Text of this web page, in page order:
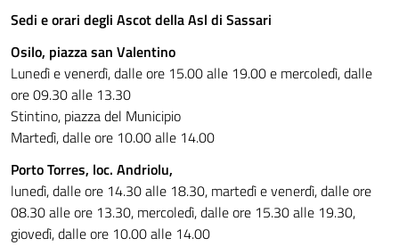
Sedi e orari degli Ascot della Asl di Sassari
Osilo, piazza san Valentino
Lunedì e venerdì, dalle ore 15.00 alle 19.00 e mercoledì, dalle
ore 09.30 alle 13.30
Stintino, piazza del Municipio
Martedì, dalle ore 10.00 alle 14.00
Porto Torres, loc. Andriolu,
lunedì, dalle ore 14.30 alle 18.30, martedì e venerdì, dalle ore
08.30 alle ore 13.30, mercoledì, dalle ore 15.30 alle 19.30,
giovedì, dalle ore 10.00 alle 14.00